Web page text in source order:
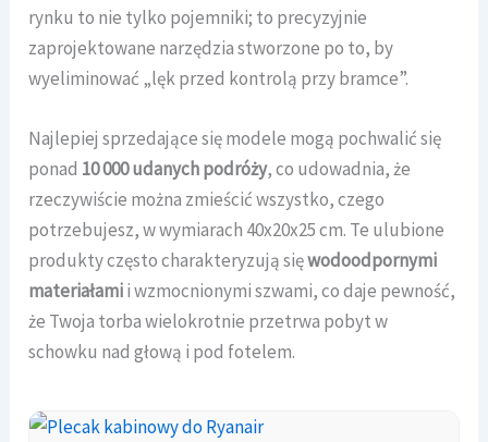
rynku to nie tylko pojemniki; to precyzyjnie
zaprojektowane narzędzia stworzone po to, by
wyeliminować „lęk przed kontrolą przy bramce”.
Najlepiej sprzedające się modele mogą pochwalić się
ponad 10 000 udanych podróży, co udowadnia, że
rzeczywiście można zmieścić wszystko, czego
potrzebujesz, w wymiarach 40x20x25 cm. Te ulubione
produkty często charakteryzują sięwodoodpornymi
materiałamii wzmocnionymi szwami, co daje pewność,
że Twoja torba wielokrotnie przetrwa pobyt w
schowku nad głową i pod fotelem.